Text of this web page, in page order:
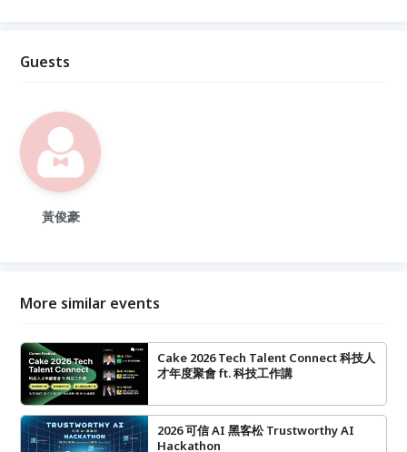
Guests
黃俊豪
More similar events
Cake 2026 Tech Talent Connect 科技人
才年度聚會 ft. 科技工作講
2026 可信 AI 黑客松 Trustworthy AI
Hackathon